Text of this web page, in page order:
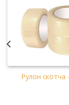
Рулон скотча